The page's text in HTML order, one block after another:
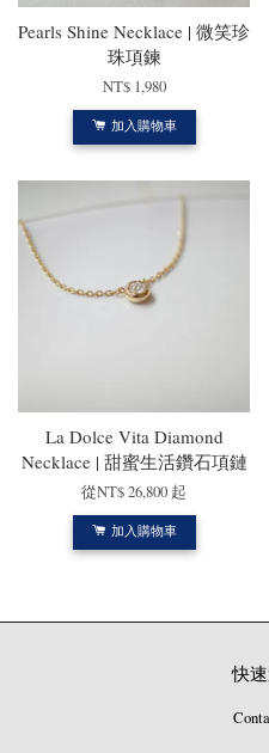
Pearls Shine Necklace | 微笑珍
珠項鍊
NT$ 1,980
加入購物車
La Dolce Vita Diamond
Necklace | 甜蜜生活鑽石項鏈
從NT$ 26,800 起
加入購物車
快